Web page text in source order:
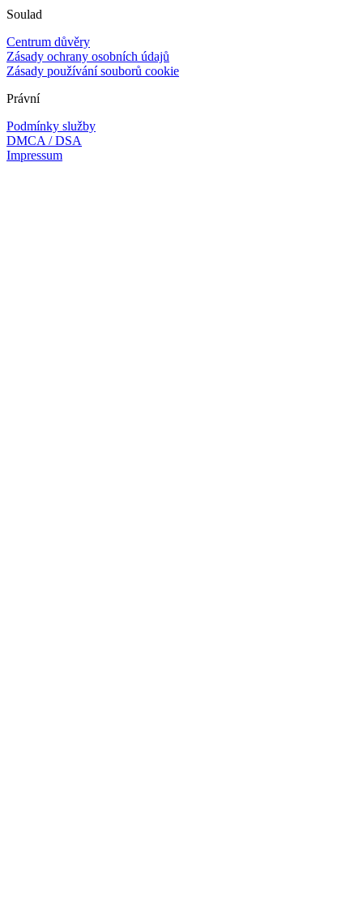
Soulad
Centrum důvěry
Zásady ochrany osobních údajů
Zásady používání souborů cookie
Právní
Podmínky služby
DMCA / DSA
Impressum